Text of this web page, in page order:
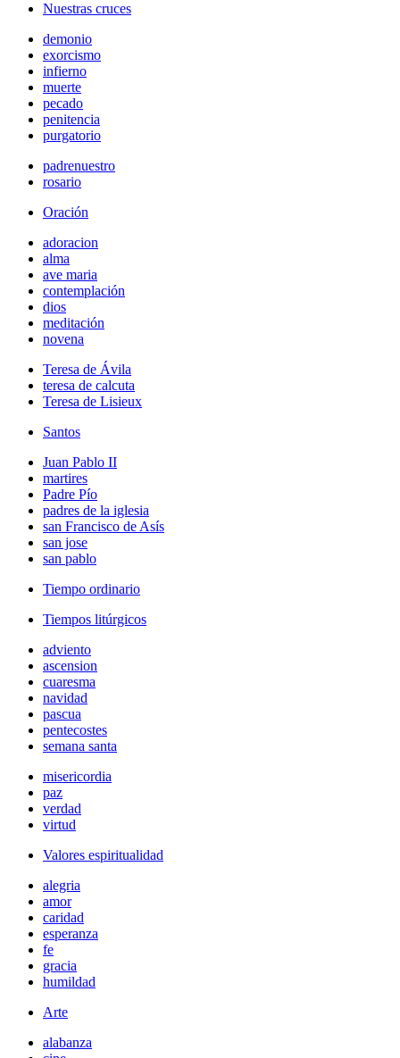
Nuestras cruces
demonio
exorcismo
infierno
muerte
pecado
penitencia
purgatorio
padrenuestro
rosario
Oración
adoracion
alma
ave maria
contemplación
dios
meditación
novena
Teresa de Ávila
teresa de calcuta
Teresa de Lisieux
Santos
Juan Pablo II
martires
Padre Pío
padres de la iglesia
san Francisco de Asís
san jose
san pablo
Tiempo ordinario
Tiempos litúrgicos
adviento
ascension
cuaresma
navidad
pascua
pentecostes
semana santa
misericordia
paz
verdad
virtud
Valores espiritualidad
alegria
amor
caridad
esperanza
fe
gracia
humildad
Arte
alabanza